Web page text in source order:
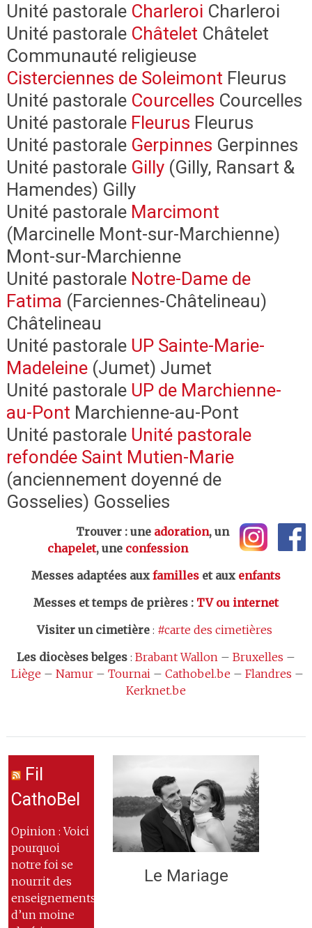
Unité pastorale Charleroi Charleroi
Unité pastorale Châtelet Châtelet
Communauté religieuse
Cisterciennes de Soleimont Fleurus
Unité pastorale Courcelles Courcelles
Unité pastorale Fleurus Fleurus
Unité pastorale Gerpinnes Gerpinnes
Unité pastorale Gilly(Gilly, Ransart &
Hamendes) Gilly
Unité pastorale Marcimont
(Marcinelle Mont-sur-Marchienne)
Mont-sur-Marchienne
Unité pastorale Notre-Dame de
Fatima (Farciennes-Châtelineau)
Châtelineau
Unité pastorale UP Sainte-Marie-
Madeleine(Jumet) Jumet
Unité pastorale UP de Marchienne-
au-Pont Marchienne-au-Pont
Unité pastorale Unité pastorale
refondée Saint Mutien-Marie
(anciennement doyenné de
Gosselies) Gosselies
Trouver : une adoration, un
chapelet, une confession
Messes adaptées aux familleset aux enfants
Messes et temps de prières: TV ou internet
Visiter un cimetière: #carte des cimetières
Les diocèses belges: Brabant Wallon– Bruxelles –
Liège – Namur– Tournai– Cathobel.be – Flandres –
Kerknet.be
Fil
CathoBel
Opinion : Voici
pourquoi
notre foi se
nourrit des
enseignements
d’un moine
Le Mariage